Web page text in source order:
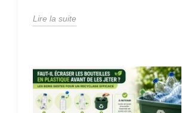
Lire la suite